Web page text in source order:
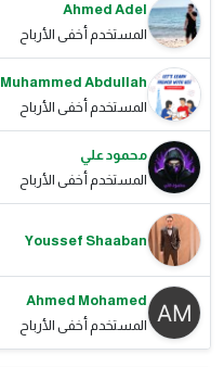
Ahmed Adel
المستخدم أخفى الأرباح
Muhammed Abdullah
المستخدم أخفى الأرباح
محمود علي
المستخدم أخفى الأرباح
Youssef Shaaban
Ahmed Mohamed
المستخدم أخفى الأرباح